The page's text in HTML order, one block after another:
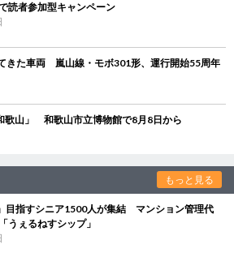
読者参加型キャンペーン
きた車両 嵐山線・モボ301形、運行開始55周年
歌山」 和歌山市立博物館で8月8日から
もっと見る
目指すシニア1500人が集結 マンション管理代
うぇるねすシップ」